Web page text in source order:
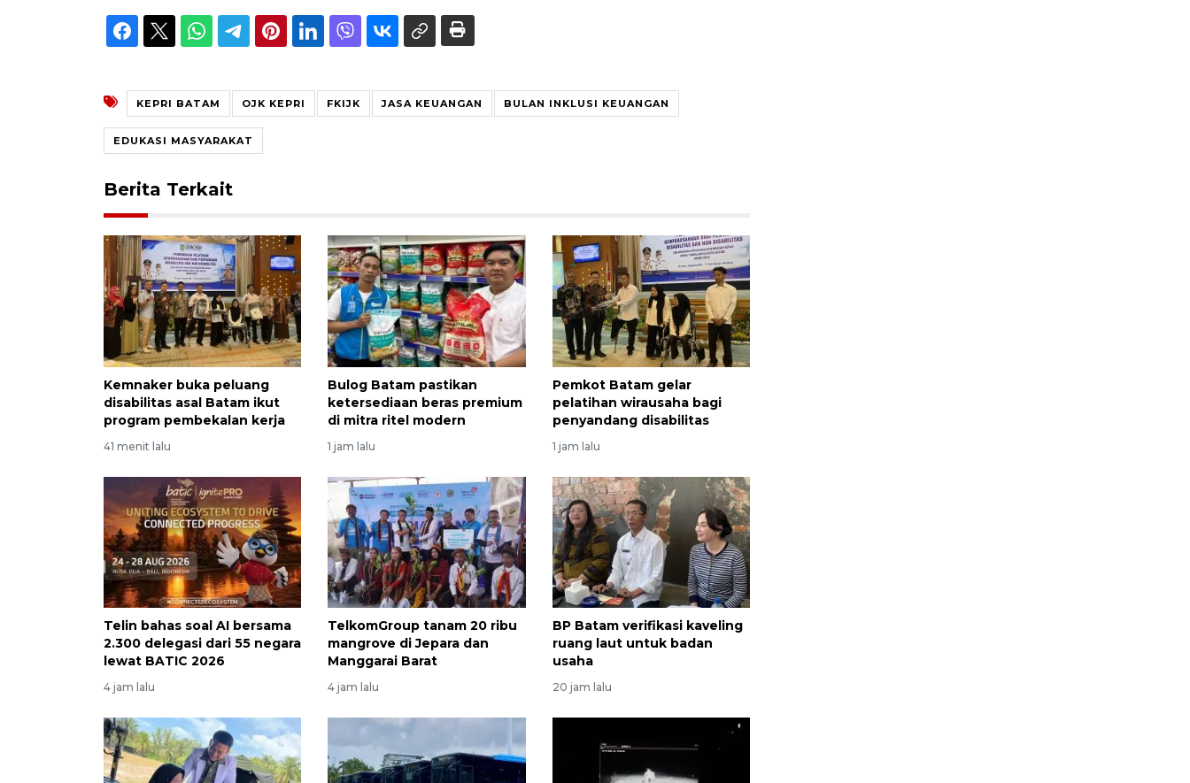
KEPRI BATAM OJK KEPRI FKIJK JASA KEUANGAN BULAN INKLUSI KEUANGAN
EDUKASI MASYARAKAT
Berita Terkait
Kemnaker buka peluang
disabilitas asal Batam ikut
program pembekalan kerja
41 menit lalu
Bulog Batam pastikan
ketersediaan beras premium
di mitra ritel modern
1 jam lalu
Pemkot Batam gelar
pelatihan wirausaha bagi
penyandang disabilitas
1 jam lalu
Telin bahas soal AI bersama
2.300 delegasi dari 55 negara
lewat BATIC 2026
4 jam lalu
TelkomGroup tanam 20 ribu
mangrove di Jepara dan
Manggarai Barat
4 jam lalu
BP Batam verifikasi kaveling
ruang laut untuk badan
usaha
20 jam lalu